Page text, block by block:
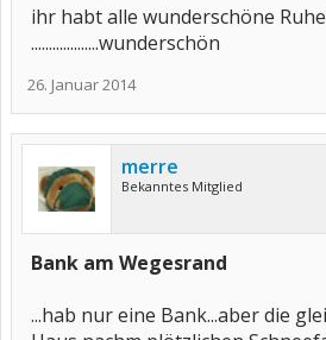
ihr habt alle wunderschöne
...................wunderschön
26. Januar 2014
merre
Bekanntes Mitglied
Bank am Wegesrand
...hab nur eine Bank...aber die